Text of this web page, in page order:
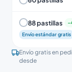
88 pastillas
Envío estándar gratis
Envío gratis en
desde